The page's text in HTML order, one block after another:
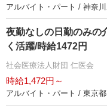
アルバイト・パート / 神奈
夜勤なしの日勤のみの
く活躍/時給1472円
社会医療法人財団 仁医会
時給1,472円～
アルバイト・パート / 東京都